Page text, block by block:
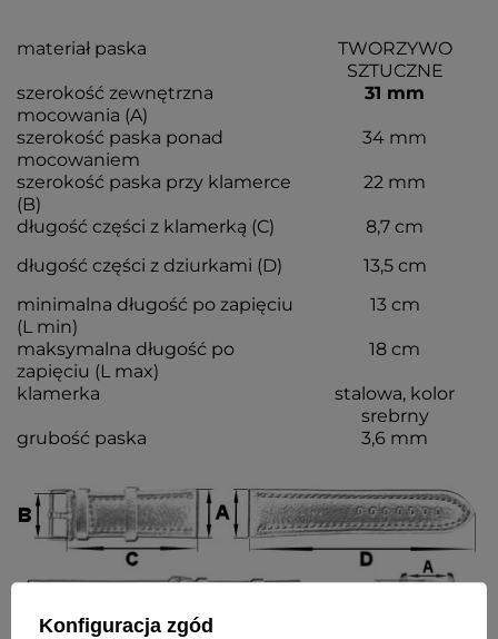
materiał paska
TWORZYWO
SZTUCZNE
szerokość zewnętrzna
mocowania (A)
31 mm
szerokość paska ponad
mocowaniem
34 mm
szerokość paska przy klamerce
(B)
22 mm
długość części z klamerką (C)
8,7 cm
długość części z dziurkami (D)
13,5 cm
minimalna długość po zapięciu
(L min)
13 cm
maksymalna długość po
zapięciu (L max)
18 cm
klamerka
stalowa, kolor
srebrny
grubość paska
3,6 mm
Konfiguracja zgód